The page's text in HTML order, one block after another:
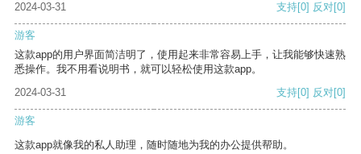
2024-03-31 支持[0] 反对[0]
游客
这款app的用户界面简洁明了，使用起来非常容易上手，让我能够快速熟
悉操作。我不用看说明书，就可以轻松使用这款app。
2024-03-31
支持[0] 反对[0]
游客
这款app就像我的私人助理，随时随地为我的办公提供帮助。